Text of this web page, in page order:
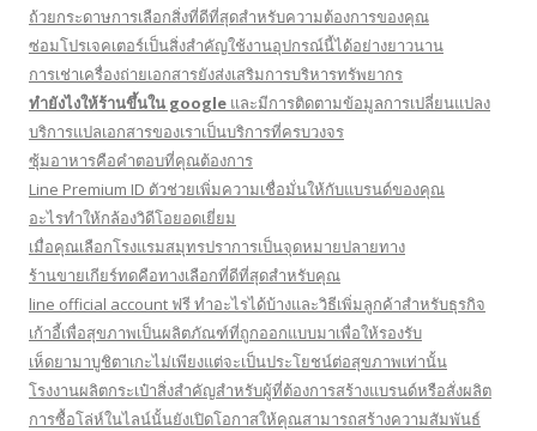
ถ้วยกระดาษการเลือกสิ่งที่ดีที่สุดสำหรับความต้องการของคุณ
ซ่อมโปรเจคเตอร์เป็นสิ่งสำคัญใช้งานอุปกรณ์นี้ได้อย่างยาวนาน
การเช่าเครื่องถ่ายเอกสารยังส่งเสริมการบริหารทรัพยากร
ทํายังไงให้ร้านขึ้นใน google และมีการติดตามข้อมูลการเปลี่ยนแปลง
บริการแปลเอกสารของเราเป็นบริการที่ครบวงจร
ซุ้มอาหารคือคำตอบที่คุณต้องการ
Line Premium ID ตัวช่วยเพิ่มความเชื่อมั่นให้กับแบรนด์ของคุณ
อะไรทำให้กล้องวิดีโอยอดเยี่ยม
เมื่อคุณเลือกโรงแรมสมุทรปราการเป็นจุดหมายปลายทาง
ร้านขายเกียร์ทดคือทางเลือกที่ดีที่สุดสำหรับคุณ
line official account ฟรี ทําอะไรได้บ้างและวิธีเพิ่มลูกค้าสำหรับธุรกิจ
เก้าอี้เพื่อสุขภาพเป็นผลิตภัณฑ์ที่ถูกออกแบบมาเพื่อให้รองรับ
เห็ดยามาบูชิตาเกะไม่เพียงแต่จะเป็นประโยชน์ต่อสุขภาพเท่านั้น
โรงงานผลิตกระเป๋าสิ่งสำคัญสำหรับผู้ที่ต้องการสร้างแบรนด์หรือสั่งผลิต
การซื้อโล่ห์ในไลน์นั้นยังเปิดโอกาสให้คุณสามารถสร้างความสัมพันธ์